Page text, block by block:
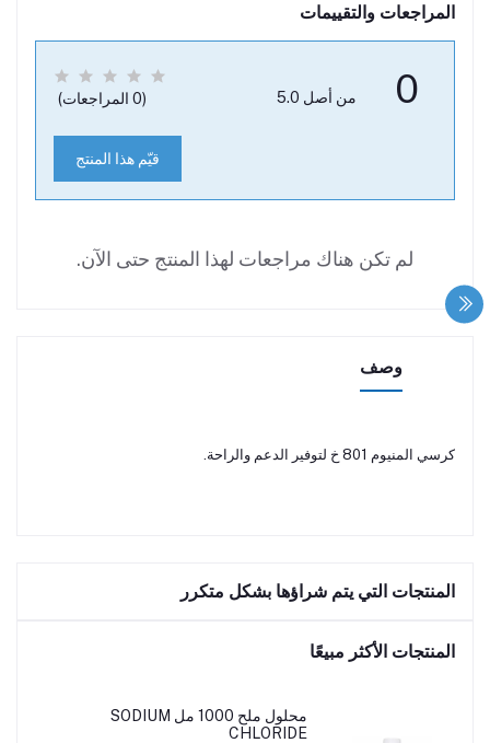
المراجعات والتقييمات
0 من أصل 5.0 (0 المراجعات)
قيّم هذا المنتج
لم تكن هناك مراجعات لهذا المنتج حتى الآن.
وصف
كرسي المنيوم 801 خ لتوفير الدعم والراحة.
المنتجات التي يتم شراؤها بشكل متكرر
المنتجات الأكثر مبيعًا
محلول ملح 1000 مل SODIUM
CHLORIDE